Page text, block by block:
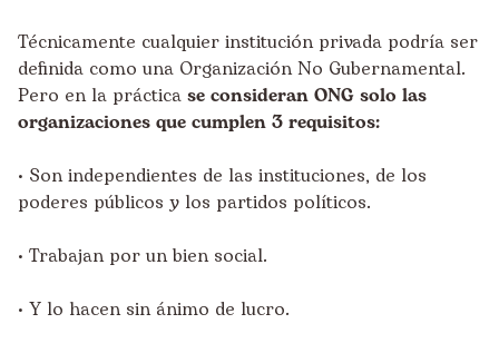
Técnicamente cualquier institución privada podría ser
definida como una Organización No Gubernamental.
Pero en la práctica se consideran ONG solo las
organizaciones que cumplen 3 requisitos:
• Son independientes de las instituciones, de los
poderes públicos y los partidos políticos.
• Trabajan por un bien social.
• Y lo hacen sin ánimo de lucro.